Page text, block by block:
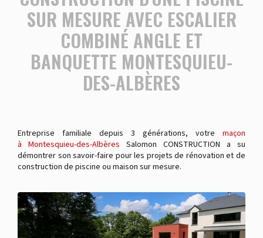
SUR MESURE AVEC ESCALIER
COMBINÉ ANGLE ET
BANQUETTE MONTESQUIEU-
DES-ALBÈRES
Entreprise familiale depuis 3 générations, votre maçon
à Montesquieu-des-Albères Salomon CONSTRUCTION a su
démontrer son savoir-faire pour les projets de rénovation et de
construction de piscine ou maison sur mesure.